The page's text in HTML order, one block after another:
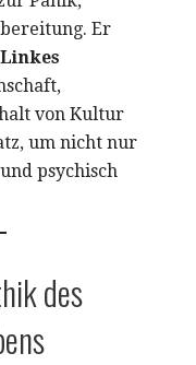
Er
von Kultur
um nicht nur
psychisch
des